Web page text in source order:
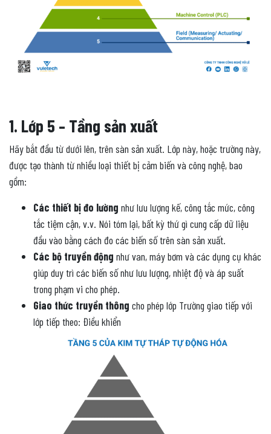
1. Lớp 5 – Tầng sản xuất
Hãy bắt đầu từ dưới lên, trên sàn sản xuất. Lớp này, hoặc trường này,
được tạo thành từ nhiều loại thiết bị cảm biến và công nghệ, bao
gồm:
Các thiết bị đo lường như lưu lượng kế, công tắc mức, công
tắc tiệm cận, v.v. Nói tóm lại, bất kỳ thứ gì cung cấp dữ liệu
đầu vào bằng cách đo các biến số trên sàn sản xuất.
Các bộ truyền động như van, máy bơm và các dụng cụ khác
giúp duy trì các biến số như lưu lượng, nhiệt độ và áp suất
trong phạm vi cho phép.
Giao thức truyền thông cho phép lớp Trường giao tiếp với
lớp tiếp theo: Điều khiển